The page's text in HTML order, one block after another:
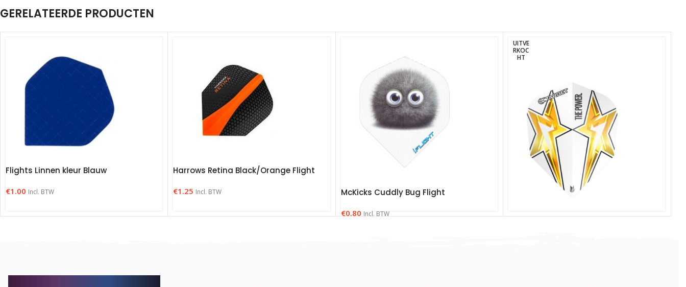
GERELATEERDE PRODUCTEN
Flights Linnen kleur Blauw
€1.00 Incl. BTW
Harrows Retina Black/Orange Flight
€1.25 Incl. BTW McKicks Cuddly Bug Flight
€0.80 Incl. BTW
UITVE
RKOC
HT